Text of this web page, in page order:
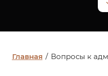
Главная / Вопросы к